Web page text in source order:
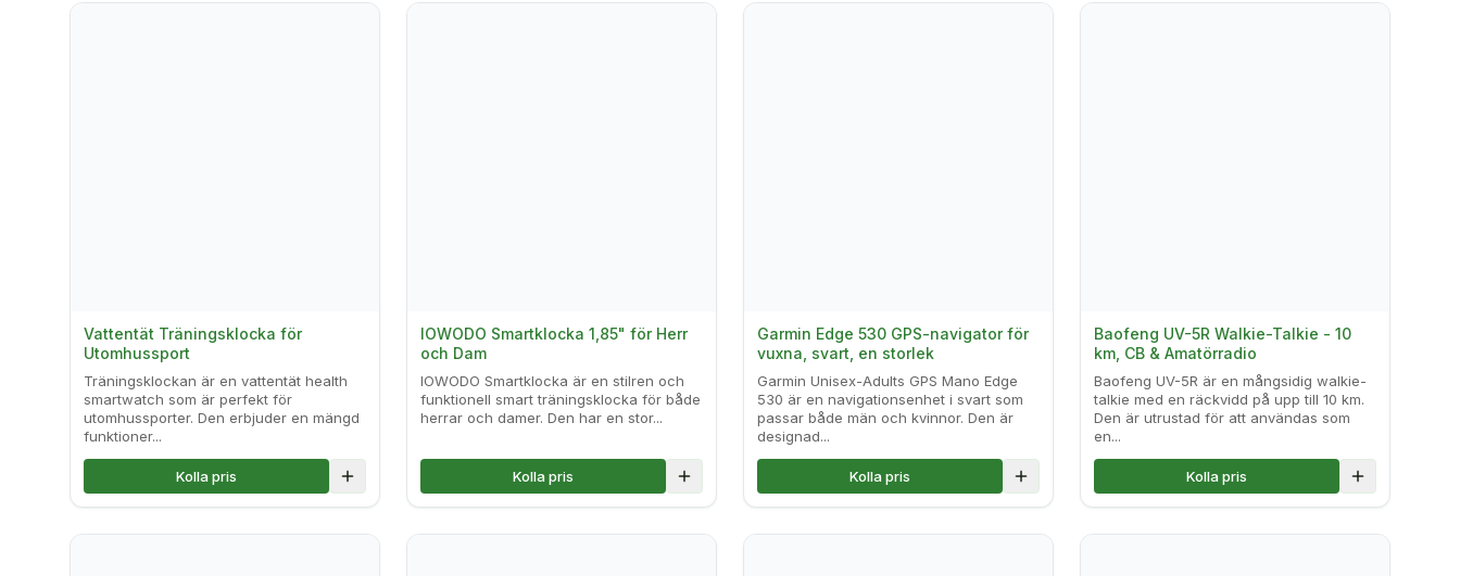
Vattentät Träningsklocka för
Utomhussport
Träningsklockan är en vattentät health
smartwatch som är perfekt för
utomhussporter. Den erbjuder en mängd
funktioner...
Kolla pris Lägg till i jämförelse
IOWODO Smartklocka 1,85" för Herr
och Dam
IOWODO Smartklocka är en stilren och
funktionell smart träningsklocka för både
herrar och damer. Den har en stor...
Kolla pris Lägg till i jämförelse
Garmin Edge 530 GPS-navigator för
vuxna, svart, en storlek
Garmin Unisex-Adults GPS Mano Edge
530 är en navigationsenhet i svart som
passar både män och kvinnor. Den är
designad...
Kolla pris Lägg till i jämförelse
Baofeng UV-5R Walkie-Talkie - 10
km, CB & Amatörradio
Baofeng UV-5R är en mångsidig walkie-
talkie med en räckvidd på upp till 10 km.
Den är utrustad för att användas som
en...
Kolla pris Lägg till i